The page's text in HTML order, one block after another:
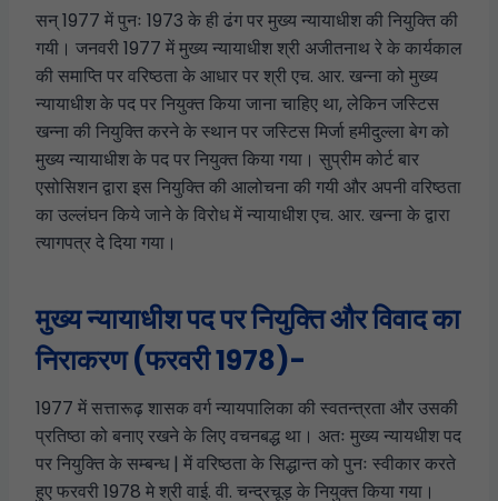
सन् 1977 में पुनः 1973 के ही ढंग पर मुख्य न्यायाधीश की नियुक्ति की
गयी। जनवरी 1977 में मुख्य न्यायाधीश श्री अजीतनाथ रे के कार्यकाल
की समाप्ति पर वरिष्ठता के आधार पर श्री एच. आर. खन्ना को मुख्य
न्यायाधीश के पद पर नियुक्त किया जाना चाहिए था, लेकिन जस्टिस
खन्ना की नियुक्ति करने के स्थान पर जस्टिस मिर्जा हमीदुल्ला बेग को
मुख्य न्यायाधीश के पद पर नियुक्त किया गया। सुप्रीम कोर्ट बार
एसोसिशन द्वारा इस नियुक्ति की आलोचना की गयी और अपनी वरिष्ठता
का उल्लंघन किये जाने के विरोध में न्यायाधीश एच. आर. खन्ना के द्वारा
त्यागपत्र दे दिया गया।
मुख्य न्यायाधीश पद पर नियुक्ति और विवाद का
निराकरण (फरवरी 1978)-
1977 में सत्तारूढ़ शासक वर्ग न्यायपालिका की स्वतन्त्रता और उसकी
प्रतिष्ठा को बनाए रखने के लिए वचनबद्ध था। अतः मुख्य न्यायधीश पद
पर नियुक्ति के सम्बन्ध | में वरिष्ठता के सिद्धान्त को पुनः स्वीकार करते
हुए फरवरी 1978 मे श्री वाई. वी. चन्द्रचूड़ के नियुक्त किया गया।